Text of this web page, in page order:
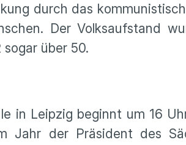
durch das
Der Volksaufstand
über 50.
in Leipzig beginnt um 16
Jahr der Präsident des